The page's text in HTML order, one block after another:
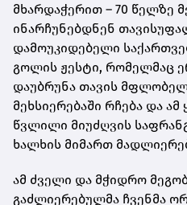
მხარდაჭერით – 70 წელზე
ინარჩუნებდნენ
დამოუკიდებელი
გოლის ჟესტი, რომელმაც
დაუბრუნა თავის
მეხსიერებაში რჩება და
წვლილი მიუძღვის
ხალხის მიმართ
ამ ძველი და მჭიდრო
გაძლიერებულმა ჩვენმა